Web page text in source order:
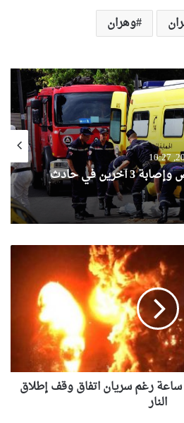
وهران
الوادي: وفاة شخص وإصابة 3 آخرين في حادث
غزة: 155 شهيداً خلال 24 ساعة رغم سريان اتفاق وقف إطلاق
النار